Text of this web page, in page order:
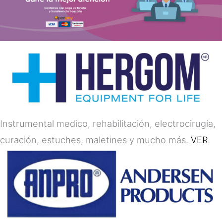
Instrumental medico, rehabilitación, electrocirugía,
curación, estuches, maletines y mucho más. VER